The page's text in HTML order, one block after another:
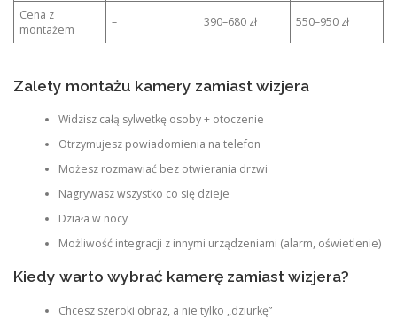
Cena z
montażem
– 390–680 zł 550–950 zł
Zalety montażu kamery zamiast wizjera
Widzisz całą sylwetkę osoby + otoczenie
Otrzymujesz powiadomienia na telefon
Możesz rozmawiać bez otwierania drzwi
Nagrywasz wszystko co się dzieje
Działa w nocy
Możliwość integracji z innymi urządzeniami (alarm, oświetlenie)
Kiedy warto wybrać kamerę zamiast wizjera?
Chcesz szeroki obraz, a nie tylko „dziurkę”